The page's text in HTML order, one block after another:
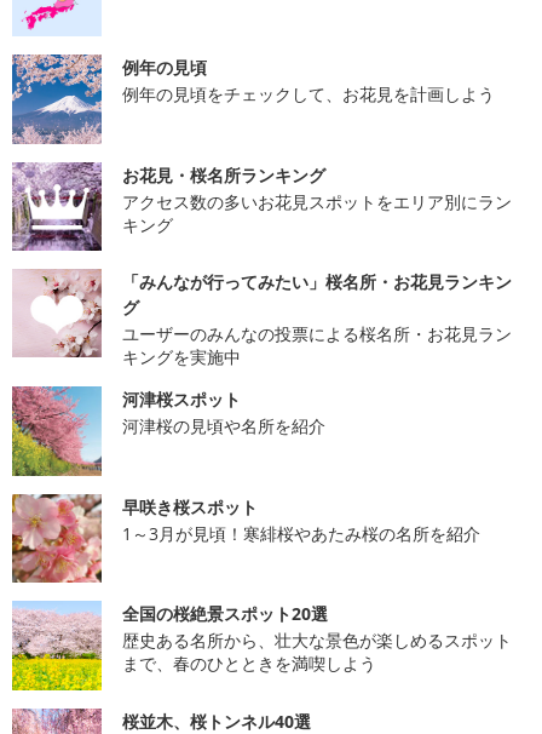
例年の見頃
例年の見頃をチェックして、お花見を計画しよう
お花見・桜名所ランキング
アクセス数の多いお花見スポットをエリア別にラン
キング
「みんなが行ってみたい」桜名所・お花見ランキン
グ
ユーザーのみんなの投票による桜名所・お花見ラン
キングを実施中
河津桜スポット
河津桜の見頃や名所を紹介
早咲き桜スポット
1～3月が見頃！寒緋桜やあたみ桜の名所を紹介
全国の桜絶景スポット20選
歴史ある名所から、壮大な景色が楽しめるスポット
まで、春のひとときを満喫しよう
桜並木、桜トンネル40選